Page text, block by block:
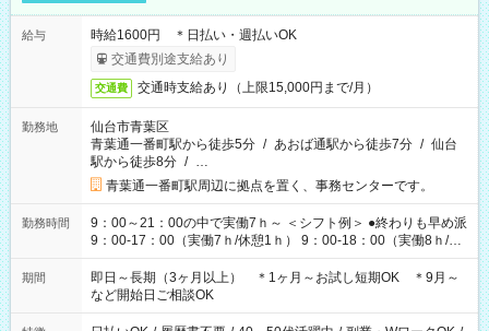
給与
時給1600円 ＊日払い・週払いOK
交通費別途支給あり
交通費 交通時支給あり（上限15,000円まで/月）
勤務地
仙台市青葉区
青葉通一番町駅から徒歩5分 / あおば通駅から徒歩7分 / 仙台
駅から徒歩8分 / …
青葉通一番町駅周辺に拠点を置く、事務センターです。
勤務時間
9：00～21：00の中で実働7ｈ～ ＜シフト例＞ ●終わりも早め派
9：00-17：00（実働7ｈ/休憩1ｈ） 9：00-18：00（実働8ｈ/休
憩1ｈ） 10：00-19：00（実働8ｈ/休憩1ｈ） ●朝ゆっくり派
11：00-20：00（実働8ｈ/休憩1ｈ） 12：00-20：00（実働7ｈ/
休憩1ｈ） 12：00-21：00（実働8ｈ/休憩1ｈ） 13：00-22：
00（実働8ｈ/休憩1ｈ） ＊時間帯固定OK
期間
即日～長期（3ヶ月以上） ＊1ヶ月～お試し短期OK ＊9月～
など開始日ご相談OK